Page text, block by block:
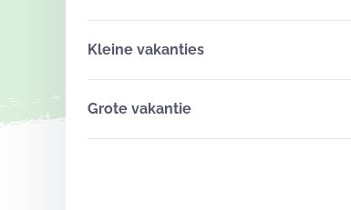
Kleine vakanties
Grote vakantie